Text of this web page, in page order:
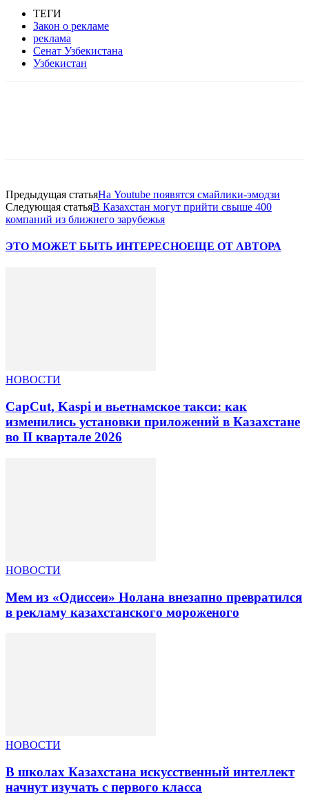
ТЕГИ
Закон о рекламе
реклама
Сенат Узбекистана
Узбекистан
Предыдущая статьяНа Youtube появятся смайлики-эмодзи
Следующая статьяВ Казахстан могут прийти свыше 400
компаний из ближнего зарубежья
ЭТО МОЖЕТ БЫТЬ ИНТЕРЕСНОЕЩЕ ОТ АВТОРА
НОВОСТИ
CapCut, Kaspi и вьетнамское такси: как
изменились установки приложений в Казахстане
во II квартале 2026
НОВОСТИ
Мем из «Одиссеи» Нолана внезапно превратился
в рекламу казахстанского мороженого
НОВОСТИ
В школах Казахстана искусственный интеллект
начнут изучать с первого класса